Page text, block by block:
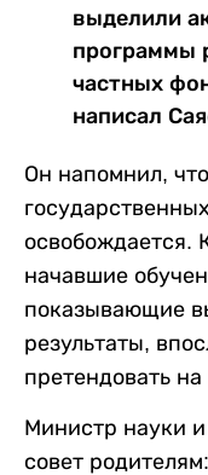
выделили
программы
частных
написал
Он напомнил,
освобождается.
начавшие
показывающие
результаты,
претендовать
Министр науки
совет родителям: